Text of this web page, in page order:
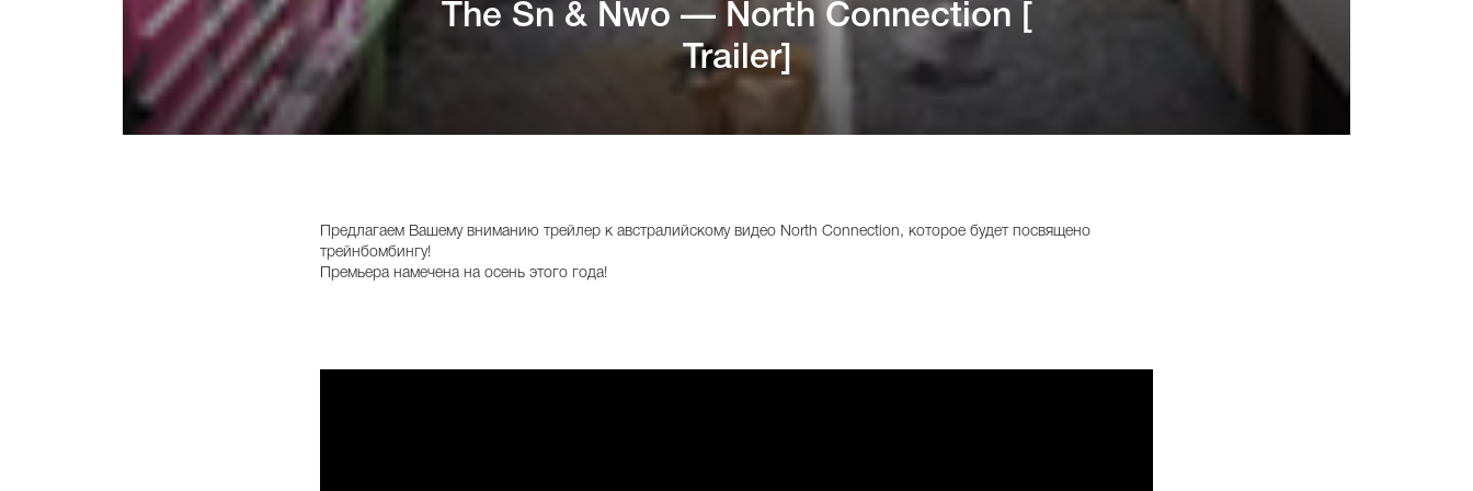
The Sn & Nwo — North Connection [
Trailer]
Предлагаем Вашему вниманию трейлер к австралийскому видео North Connection, которое будет посвящено
трейнбомбингу!
Премьера намечена на осень этого года!